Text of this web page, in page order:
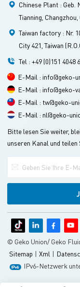
Chinese Plant : Geb.
Tianning, Changzhou,
Taiwan factory : Nr.
City 421, Taiwan
Tel : +49 (0)151 4048
E-Mail : info@geko-
E-Mail : info@geko-
E-Mail : tw@geko-
E-Mail : nl@geko-
Bitte lesen Sie weiter,
unseren Kanal und teilen
© Geko Union/ Geko
Sitemap | Xml |
IPv6-Netzwerk